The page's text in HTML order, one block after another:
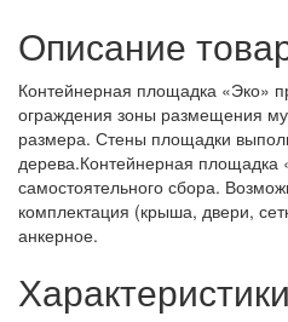
Описание
Контейнерная площадка «Эко»
ограждения зоны размещения
размера. Стены площадки
дерева.Контейнерная площадка
самостоятельного сбора.
комплектация (крыша, двери,
анкерное.
Характеристики